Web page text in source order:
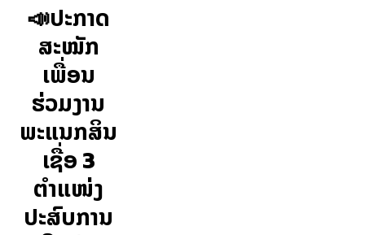
📣ປະກາດ
ສະໝັກ
ເພື່ອນ
ຮ່ວມງານ
ພະແນກສິນ
ເຊື່ອ 3
ຕຳແໜ່ງ
ປະສົບການ